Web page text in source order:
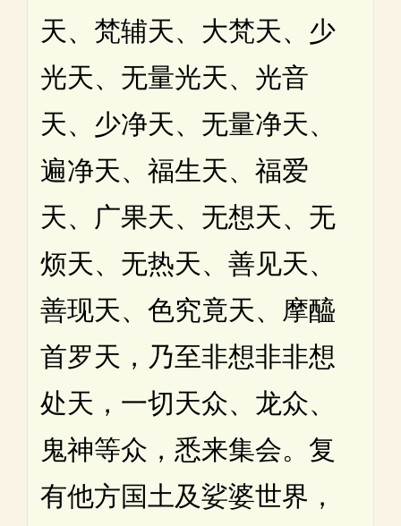
天、梵辅天、大梵天、少
光天、无量光天、光音
天、少净天、无量净天、
遍净天、福生天、福爱
天、广果天、无想天、无
烦天、无热天、善见天、
善现天、色究竟天、摩醯
首罗天，乃至非想非非想
处天，一切天众、龙众、
鬼神等众，悉来集会。复
有他方国土及娑婆世界，